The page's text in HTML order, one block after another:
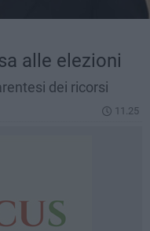
alle elezioni
dei ricorsi
11.25